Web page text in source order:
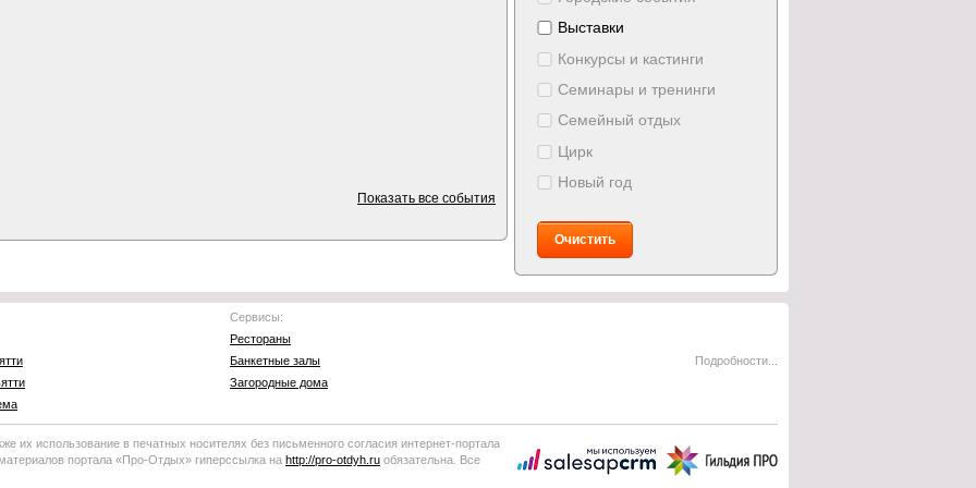
Показать все события
Выставки
Конкурсы и кастинги
Семинары и тренинги
Семейный отдых
Цирк
Новый год
Очистить
Сервисы:
Рестораны
Банкетные залы
Загородные дома
Подробности...
их использование в печатных носителях без письменного согласия интернет-портала
портала «Про-Отдых» гиперссылка на http://pro-otdyh .ru обязательна. Все